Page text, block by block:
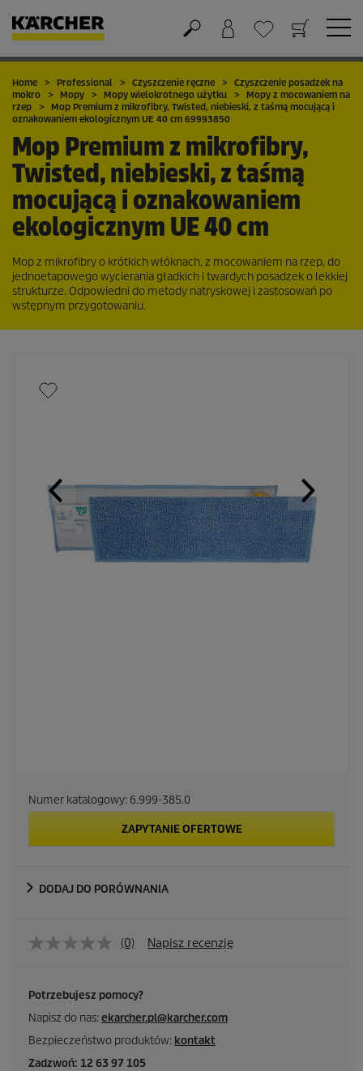
Koszyk
Lista życzeń
Home Professional Czyszczenie ręczne
Czyszczenie posadzek na
mokro
Mopy Mopy wielokrotnego użytku
Mopy z mocowaniem na
rzep
Mop Premium z mikrofibry, Twisted, niebieski, z taśmą mocującą i
oznakowaniem ekologicznym UE 40 cm 69993850
Mop Premium z mikrofibry,
Twisted, niebieski, z taśmą
mocującą i oznakowaniem
ekologicznym UE 40 cm
Mop z mikrofibry o krótkich włóknach, z mocowaniem na rzep, do
jednoetapowego wycierania gładkich i twardych posadzek o lekkiej
strukturze. Odpowiedni do metody natryskowej i zastosowań po
wstępnym przygotowaniu.
Numer katalogowy: 6.999-385.0
ZAPYTANIE OFERTOWE
DODAJ DO PORÓWNANIA
(0) Napisz recenzję
Potrzebujesz pomocy?
Napisz do nas:ekarcher.pl@karcher.com
Bezpieczeństwo produktów: kontakt
Zadzwoń: 12 63 97 105